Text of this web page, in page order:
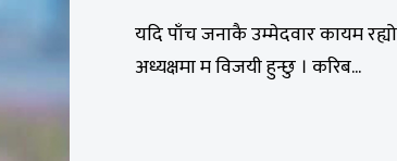
यदि पाँच जनाकै उम्मेदवार कायम
अध्यक्षमा म विजयी हुन्छु । करिब...